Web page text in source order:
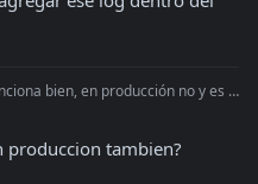
no y es el mismo código, mismo credenciales y todo, es raro.
produccion tambien?